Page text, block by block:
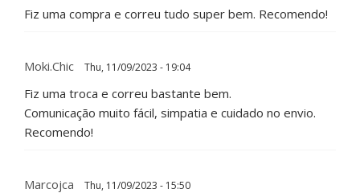
Fiz uma compra e correu tudo super bem. Recomendo!
Moki.Chic Thu, 11/09/2023 - 19:04
Fiz uma troca e correu bastante bem.
Comunicação muito fácil, simpatia e cuidado no envio.
Recomendo!
Marcojca Thu, 11/09/2023 - 15:50